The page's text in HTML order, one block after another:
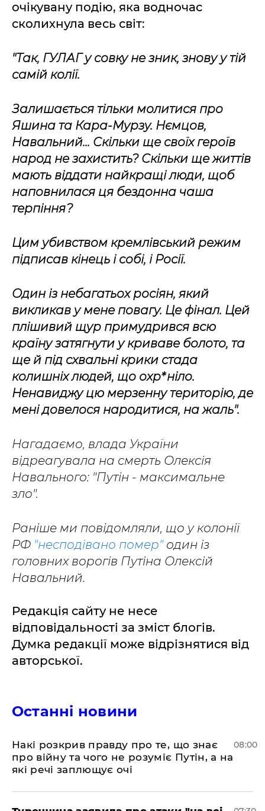
очікувану подію, яка водночас
сколихнула весь світ:
"Так, ГУЛАГ у совку не зник, знову у тій
самій колії.
Залишається тільки молитися про
Яшина та Кара-Мурзу. Нємцов,
Навальний... Скільки ще своїх героїв
народ не захистить? Скільки ще життів
мають віддати найкращі люди, щоб
наповнилася ця бездонна чаша
терпіння?
Цим убивством кремлівський режим
підписав кінець і собі, і Росії.
Один із небагатьох росіян, який
викликав у мене повагу. Це фінал. Цей
плішивий щур примудрився всю
країну затягнути у криваве болото, та
ще й під схвальні крики стада
колишніх людей, що охр*ніло.
Ненавиджу цю мерзенну територію, де
мені довелося народитися, на жаль".
Нагадаємо, влада України
відреагувала на смерть Олексія
Навального: "Путін - максимальне
зло".
Раніше ми повідомляли, що у колонії
РФ "несподівано помер"один із
головних ворогів Путіна Олексій
Навальний.
Редакція сайту не несе
відповідальності за зміст блогів.
Думка редакції може відрізнятися від
авторської.
Останні новини
Накі розкрив правду про те, що знає
про війну та чого не розуміє Путін, а на
які речі заплющує очі
08:00